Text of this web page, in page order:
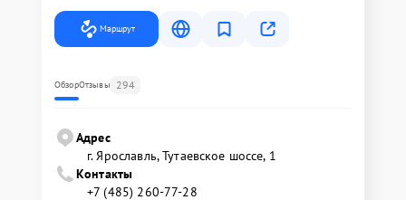
Маршрут
ОбзорОтзывы 294
Адрес
г. Ярославль, Тутаевское шоссе, 1
Контакты
+7 (485) 260-77-28